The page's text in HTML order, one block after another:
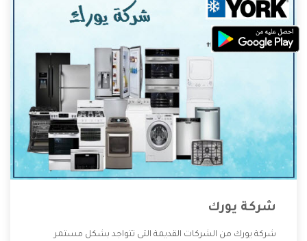
شركة يورك
شركة يورك من الشركات القديمة التى تتواجد بشكل مستمر